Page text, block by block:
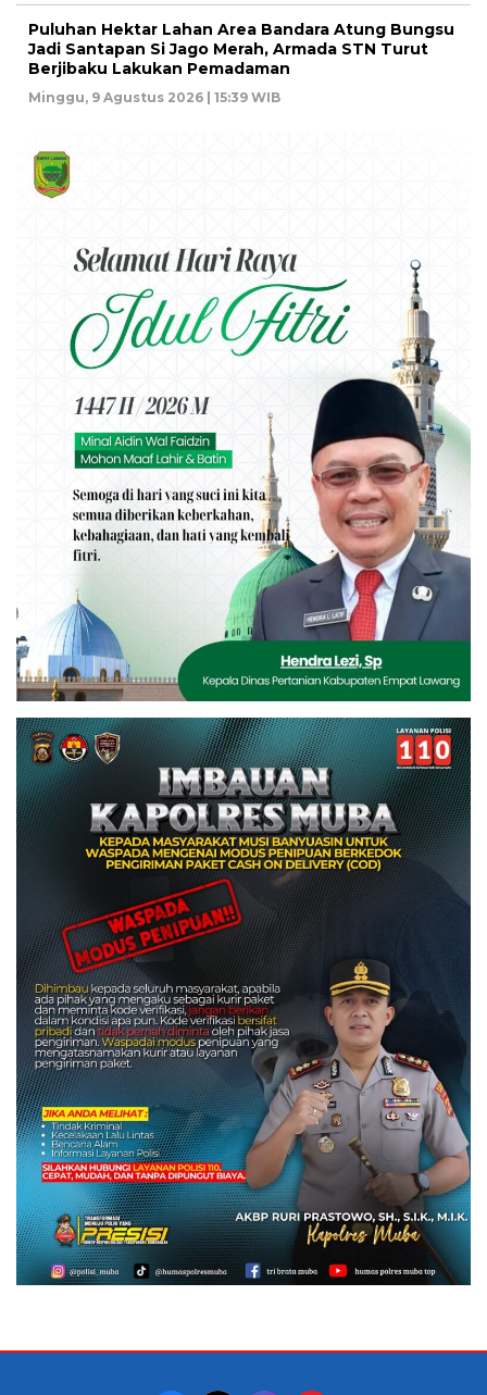
Puluhan Hektar Lahan Area Bandara Atung Bungsu
Jadi Santapan Si Jago Merah, Armada STN Turut
Berjibaku Lakukan Pemadaman
Minggu, 9 Agustus 2026 | 15:39 WIB